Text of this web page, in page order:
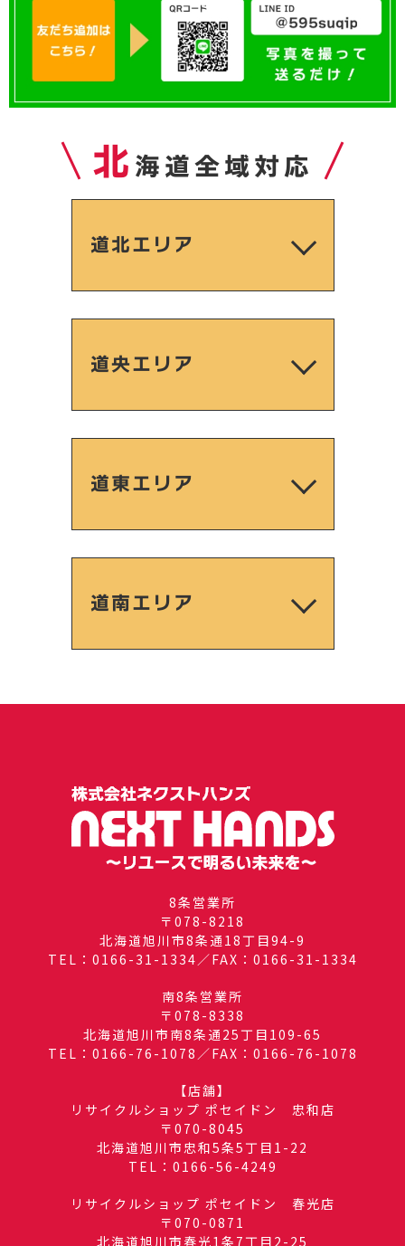
北 海道全域対応
道北エリア
道央エリア
道東エリア
道南エリア
8条営業所
〒078-8218
北海道旭川市8条通18丁目94-9
TEL：0166-31-1334／FAX：0166-31-1334
南8条営業所
〒078-8338
北海道旭川市南8条通25丁目109-65
TEL：0166-76-1078／FAX：0166-76-1078
【店舗】
リサイクルショップ ポセイドン 忠和店
〒070-8045
北海道旭川市忠和5条5丁目1-22
TEL：0166-56-4249
リサイクルショップ ポセイドン 春光店
〒070-0871
北海道旭川市春光1条7丁目2-25